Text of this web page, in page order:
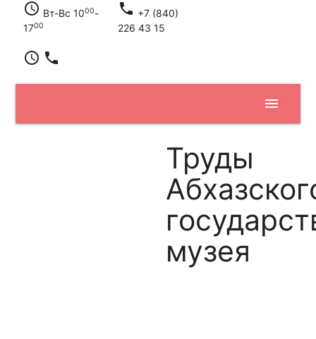
access_time Вт-Вс 1000-
1700
local_phone +7 (840)
226 43 15
access_time local_phone
menu
Труды
музея